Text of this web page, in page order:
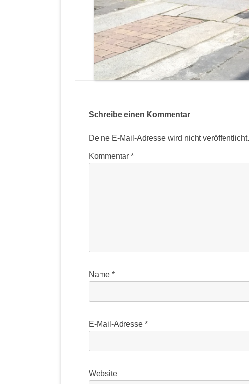
Schreibe einen Kommentar
Deine E-Mail-Adresse wird nicht veröffentlicht.
Kommentar *
Name *
E-Mail-Adresse *
Website